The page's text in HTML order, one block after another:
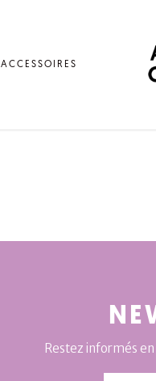
ACCESSOIRES
Restez informés